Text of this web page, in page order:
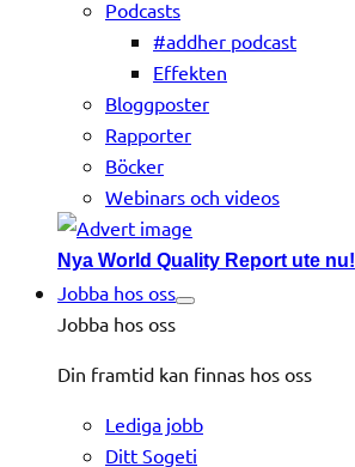
Podcasts
#addher podcast
Effekten
Bloggposter
Rapporter
Böcker
Webinars och videos
Nya World Quality Report ute nu!
Jobba hos oss
Jobba hos oss
Din framtid kan finnas hos oss
Lediga jobb
Ditt Sogeti